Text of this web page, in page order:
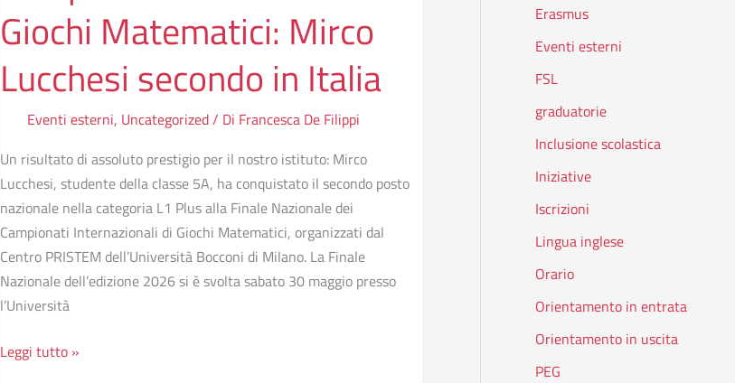
Giochi Matematici: Mirco
Lucchesi secondo in Italia
Eventi esterni, Uncategorized/ Di Francesca De Filippi
Un risultato di assoluto prestigio per il nostro istituto: Mirco
Lucchesi, studente della classe 5A, ha conquistato il secondo posto
nazionale nella categoria L1 Plus alla Finale Nazionale dei
Campionati Internazionali di Giochi Matematici, organizzati dal
Centro PRISTEM dell’Università Bocconi di Milano. La Finale
Nazionale dell’edizione 2026 si è svolta sabato 30 maggio presso
l’Università
Leggi tutto »
Erasmus
Eventi esterni
FSL
graduatorie
Inclusione scolastica
Iniziative
Iscrizioni
Lingua inglese
Orario
Orientamento in entrata
Orientamento in uscita
PEG